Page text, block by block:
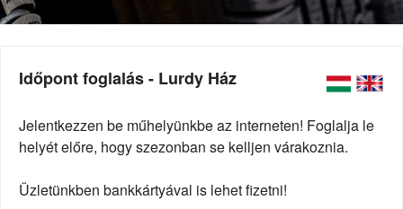
Időpont foglalás - Lurdy Ház
Jelentkezzen be műhelyünkbe az interneten! Foglalja le
helyét előre, hogy szezonban se kelljen várakoznia.
Üzletünkben bankkártyával is lehet fizetni!